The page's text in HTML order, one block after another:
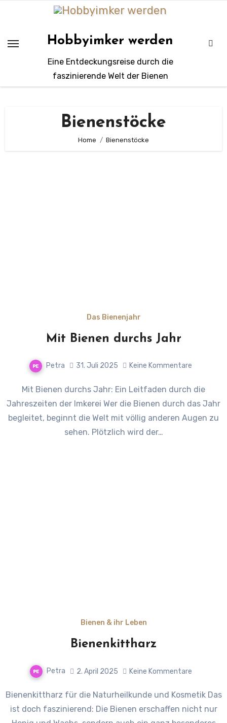
Hobbyimker werden
Eine Entdeckungsreise durch die
faszinierende Welt der Bienen
Bienenstöcke
Home Bienenstöcke
Das Bienenjahr
Mit Bienen durchs Jahr
Petra 31. Juli 2025 Keine Kommentare
Mit Bienen durchs Jahr: Ein Leitfaden durch die
Jahreszeiten der Imkerei Wer die Bienen durch das Jahr
begleitet, beginnt die Welt mit völlig anderen Augen zu
sehen. Plötzlich wird der…
Bienen & ihr Leben
Bienenkittharz
Petra 2. April 2025 Keine Kommentare
Bienenkittharz für die Naturheilkunde und Kosmetik Das
ist doch faszinierend: Die Bienen erschaffen nicht nur